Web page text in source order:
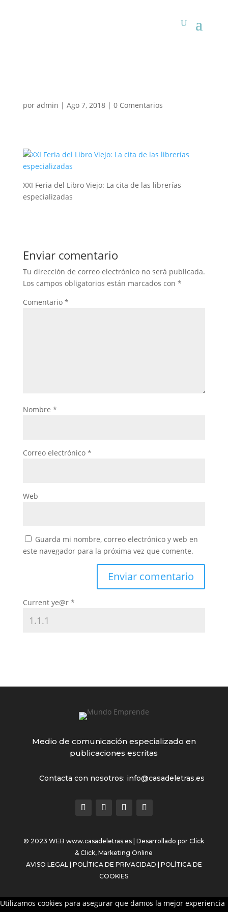
por admin | Ago 7, 2018| 0 Comentarios
XXI Feria del Libro Viejo: La cita de las librerías
especializadas
Enviar comentario
Tu dirección de correo electrónico no será publicada.
Los campos obligatorios están marcados con *
Comentario *
Nombre *
Correo electrónico *
Web
Guarda mi nombre, correo electrónico y web en
este navegador para la próxima vez que comente.
Current ye@r *
Medio de comunicación especializado en
publicaciones escritas
Contacta con nosotros: info@casadeletras.es
© 2023 WEBwww.casadeletras.es | Desarrollado porClick
& Click, Marketing Online
AVISO LEGAL| POLÍTICA DE PRIVACIDAD
POLÍTICA DE
COOKIES
Utilizamos cookies para asegurar que damos la mejor experiencia